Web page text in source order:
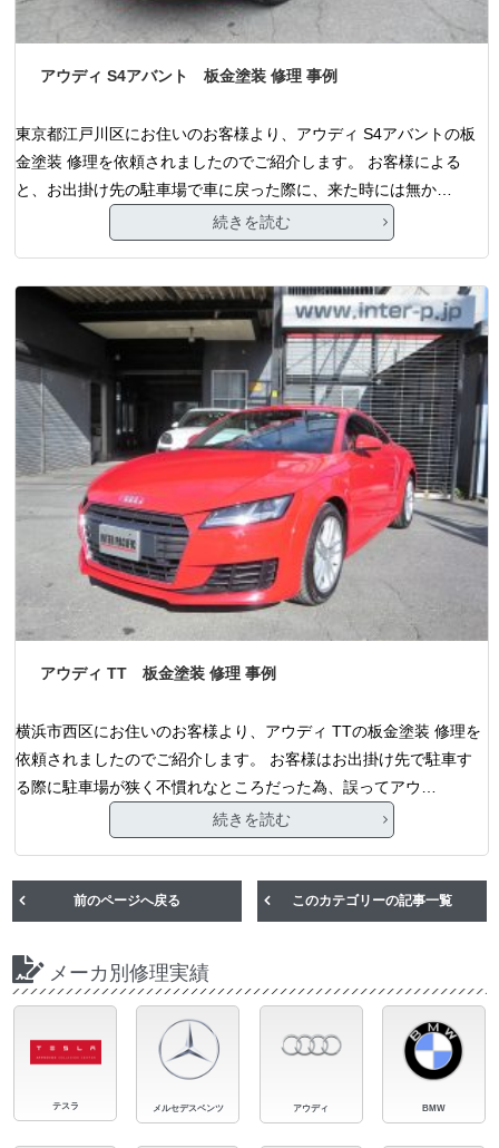
アウディ S4アバント 板金塗装 修理 事例
東京都江戸川区にお住いのお客様より、アウディ S4アバントの板
金塗装 修理を依頼されましたのでご紹介します。 お客様による
と、お出掛け先の駐車場で車に戻った際に、来た時には無か…
続きを読む
アウディ TT 板金塗装 修理 事例
横浜市西区にお住いのお客様より、アウディ TTの板金塗装 修理を
依頼されましたのでご紹介します。 お客様はお出掛け先で駐車す
る際に駐車場が狭く不慣れなところだった為、誤ってアウ…
続きを読む
前のページへ戻る このカテゴリーの記事一覧
メーカ別修理実績
テスラ メルセデスベンツ アウディ BMW